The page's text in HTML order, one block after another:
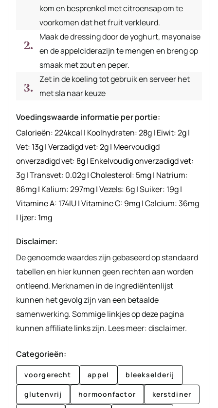
kom en besprenkel met citroensap om te
voorkomen dat het fruit verkleurd.
Maak de dressing door de yoghurt, mayonaise
en de appelciderazijn te mengen en breng op
smaak met zout en peper.
Zet in de koeling tot gebruik en serveer het
met sla naar keuze
Voedingswaarde informatie per portie:
Calorieën:224kcal | Koolhydraten:28g| Eiwit:2g|
Vet: 13g|Verzadigd vet:2g| Meervoudigd
onverzadigd vet: 8g| Enkelvoudig onverzadigd vet:
3g|Transvet: 0.02g|Cholesterol: 5mg| Natrium:
86mg| Kalium:297mg|Vezels: 6g|Suiker: 19g|
Vitamine A: 174IU|Vitamine C: 9mg|Calcium:36mg
| Ijzer: 1mg
Disclaimer:
De genoemde waardes zijn gebaseerd op standaard
tabellen en hier kunnen geen rechten aan worden
ontleend. Merknamen in de ingrediëntenlijst
kunnen het gevolg zijn van een betaalde
samenwerking. Sommige linkjes op deze pagina
kunnen affiliate links zijn. Lees meer: disclaimer.
Categorieën:
voorgerecht appel bleekselderij
glutenvrij hormoonfactor kerstdiner